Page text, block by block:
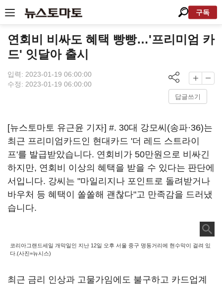
구독
연회비 비싸도 혜택 빵빵…'프리미엄 카
드' 잇달아 출시
입력: 2023-01-19 06:00:00
수정: 2023-01-19 06:00:00
답글쓰기
[뉴스토마토 유근윤 기자] #. 30대 강모씨(송파·36)는
최근 프리미엄카드인 현대카드 '더 레드 스트라이
프'를 발급받았습니다. 연회비가 50만원으로 비싸긴
하지만, 연회비 이상의 혜택을 받을 수 있다는 판단에
서입니다. 강씨는 "마일리지나 포인트로 돌려받거나
바우처 등 혜택이 쏠쏠해 괜찮다"고 만족감을 드러냈
습니다.
코리아그랜드세일 개막일인 지난 12일 오후 서울 중구 명동거리에 현수막이 걸려 있
다.(사진=뉴시스)
최근 금리 인상과 고물가임에도 불구하고 카드업계